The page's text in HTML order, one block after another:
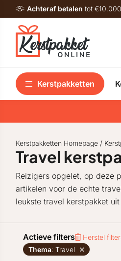
Achteraf betalen tot
Kerstpakketten
Kerstpakketten Homepage /
Travel
Reizigers opgelet, op deze
artikelen voor de echte
leukste travel kerstpakket
Actieve filters
Herstel
Thema: Travel